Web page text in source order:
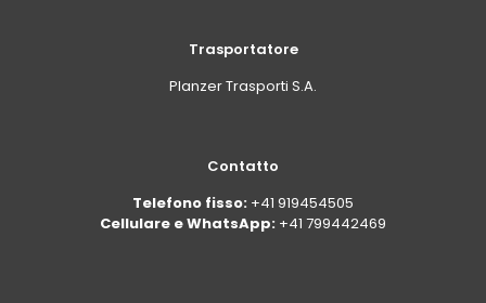
Trasportatore
Planzer Trasporti S.A.
Contatto
Telefono fisso: +41 919454505
Cellulare e WhatsApp: +41 799442469